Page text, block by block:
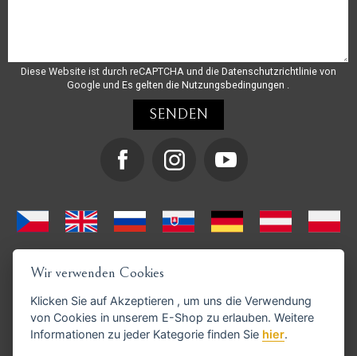
Diese Website ist durch reCAPTCHA und die Datenschutzrichtlinie von
Google und Es gelten die Nutzungsbedingungen .
GoPay-Zahlungen möglich
Wir verwenden Cookies
Klicken Sie auf Akzeptieren , um uns die Verwendung
von Cookies in unserem E-Shop zu erlauben. Weitere
Informationen zu jeder Kategorie finden Sie hier.